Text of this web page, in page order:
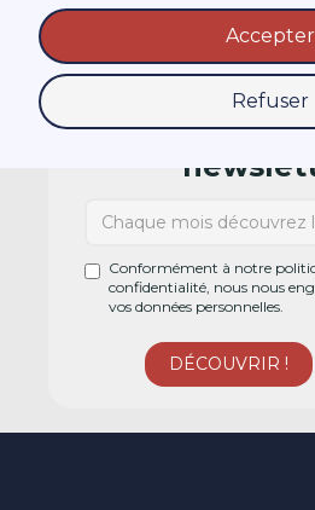
Refuser
Accepter
Abonnez-
Conformément à notre
confidentialité, nous nous
vos données personnelles.